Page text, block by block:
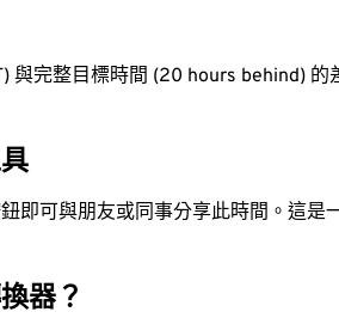
與完整目標時間 (20 hours behind) 的
即可與朋友或同事分享此時間。這是
器？